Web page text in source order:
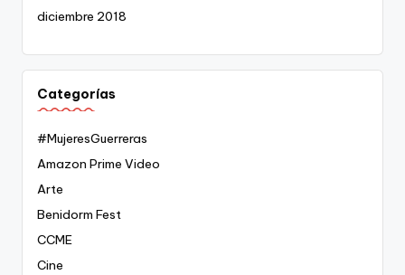
diciembre 2018
Categorías
#MujeresGuerreras
Amazon Prime Video
Arte
Benidorm Fest
CCME
Cine